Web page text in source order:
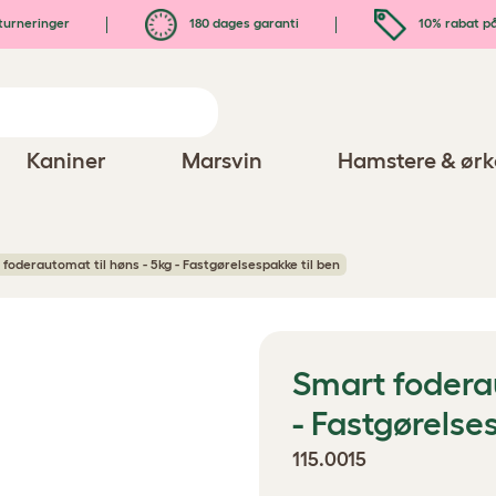
180 dages garanti 10% rabat
Kaniner Marsvin Hamstere &
til høns - 5kg - Fastgørelsespakke til ben
Smart
-
115.0015